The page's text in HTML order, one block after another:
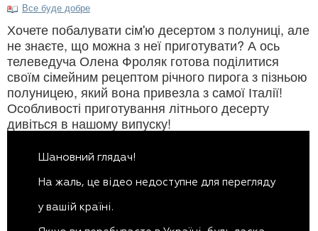
Все буде добре
Хочете побалувати сім'ю десертом з полуниці, але
не знаєте, що можна з неї приготувати? А ось
телеведуча Олена Фроляк готова поділитися
своїм сімейним рецептом річного пирога з пізньою
полуницею, який вона привезла з самої Італії!
Особливості приготування літнього десерту
дивіться в нашому випуску!